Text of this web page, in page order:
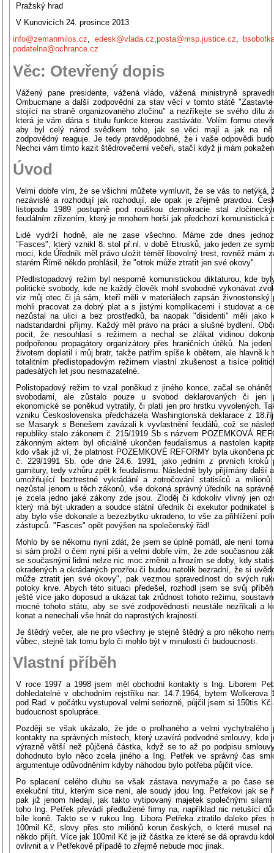
Pražský hrad
V Kunovicích 24. prosince 2013
info@zemanmilos.cz
edesk@vlada.cz posta@msp.justice.cz
podatelna@ochrance.cz
Věc: Otevřený dopis
Vážený pane presidente, vážená vládo, vážená ministryně
Ombucmane a další zodpovědní za stav věcí v tomto státě
stojící na straně organizovaného zločinu" a nezříkejte se svého dílu
která je vám dána s titulu funkce kterou zastáváte. Volím formu
aby byl celý národ svědkem toho, jak se věci mají a jak na
zodpovědný reaguje. Je tedy pravděpodobné, že i vaše odpovědi
Nechci vám tímto kazit štědrovečerní večeři, stačí když ji mám
Úvod
Velmi dobře vím, že se všichni můžete vymluvit, že se vás to netýká,
nezávislé a rozhodují jak rozhodují, ale opak je zřejmě pravdou.
listopadu 1989 postupně pod rouškou demokracie stal
feudálním zřízením, který je mnohem horší jak předchozí komunistická
Lidé vydrží hodně, ale ne zase všechno. Máme zde dnes
"Fasces", který vznikl 8. stol př.nl. v době Etrusků, jako jeden ze
moci, kde Úředník měl právo uložit téměř libovolný trest, rovněž mám
starém Římě někdo prohlásil, že "otrok může ztratit jen své okovy".
Předlistopadový režim byl nesporně komunistickou diktaturou, kde
politické svobody, kde ne každý člověk mohl svobodně vykonávat
viz můj otec či já sám, kteří měli v materiálech zapsán živnostenský
mohli pracovat za dobrý plat a s jistými komplikacemi i studovat a
nezůstal na ulici a bez prostředků, ba naopak "disidenti" měli jako
nadstandardní příjmy. Každý měl právo na práci a slušné bydlení.
pocit, že nesouhlasí s režimem a nechal se zlákat vidinou
podpořenou propagátory organizátory přes hraničních útěků. Na
životem doplatil i můj bratr, takže patřím spíše k obětem, ale hlavně k
totalitním předlistopadovým režimem vlastní zkušenost a tisíce
padesátých let jsou nesmazatelné.
Polistopadový režim to vzal poněkud z jiného konce, začal se
svobodami, ale zůstalo pouze u svobod deklarovaných či jen
ekonomické se poněkud vytratily, či platí jen pro hrstku vyvolených.
vzniku Československa předcházela Washingtonská deklarace z
se Masaryk s Benešem zavázali k vyvlastnění feudálů, což se
republiky stalo zákonem č. 215/1919 Sb s názvem POZEMKOVÁ
zákonným aktem byl oficiálně ukončen feudalismus a nastolen
kdo však již ví, že platnost POZEMKOVÉ REFORMY byla ukončena
č. 229/1991 Sb. ode dne 24.6. 1991, jako jedním z prvních kroků
garnitury, tedy vzhůru zpět k feudalismu. Následně byly přijímány další
umožňující beztrestné vykrádání a zotročování statisíců a
nezůstal jenom u těch zákonů, vše dokoná správný úředník na
je zcela jedno jaké zákony zde jsou. Zloděj či kdokoliv vlivný jen
který má být ukraden a soudce státní úředník či exekutor podnikatel
aby bylo vše dokonale a bezezbytku ukradeno, to vše za přihlížení
zástupců. "Fasces" opět povýšen na společenský řád!
Mohlo by se někomu nyní zdát, že jsem se úplně pomátl, ale není
si sám prožil o čem nyní píši a velmi dobře vím, že zde současnou
se současnými lidmi nelze nic moc změnit a hrozím se doby, kdy
okradených a okrádaných prozřou či budou natolik bezradní, že si
může ztratit jen své okovy", pak vezmou spravedlnost do svých
potoky krve. Abych této situaci předešel, rozhodl jsem se svůj
ještě více jako doposud a ukázat tak zrůdnost tohoto režimu,
mocné tohoto státu, aby se své zodpovědnosti neustále nezříkali a
konat a nenechali vše hnát do naprostých krajností.
Je štědrý večer, ale ne pro všechny je stejně štědrý a pro někoho
vůbec, stejně tak tomu bylo či mohlo být v minulosti či budoucnosti.
Vlastní příběh
V roce 1997 a 1998 jsem měl obchodní kontakty s Ing. Liborem
dohledatelné v obchodním rejstříku nar. 14.7.1964, bytem Wolkerova
pod Rad. v počátku vystupoval velmi seriozně, půjčil jsem si 150tis Kč
budoucnost spolupráce.
Později se však ukázalo, že jde o prolhaného a velmi vychytralého
kontakty na správných místech, který uzavírá podvodné smlouvy, kde
výrazně větší než půjčená částka, když se to až po podpisu
dohodnuto bylo něco zcela jiného a Ing. Petřek ve správný čas
argumentuje odůvodněním kdyby náhodou bylo potřeba půjčit více.
Po splacení celého dluhu se však zástava nevymaže a po čase
exekuční titul, kterým sice není, ale soudy jdou Ing. Petřekovi jak se
pak již jenom hledají, jak takto vytipovaný majetek společnými
toho Ing. Petřek převádí předlužené firmy na, například nic netušící
bíle koně. Takto se v rukou Ing. Libora Petřeka ztratilo daleko přes
100mil Kč, slovy přes sto miliónů korun českých, o které musel na
někdo přijít. Více jak 100mil Kč je již částka ze které se dá opravdu
ovlivnit a v Petřekově případě to zřejmě nebude moc jinak.